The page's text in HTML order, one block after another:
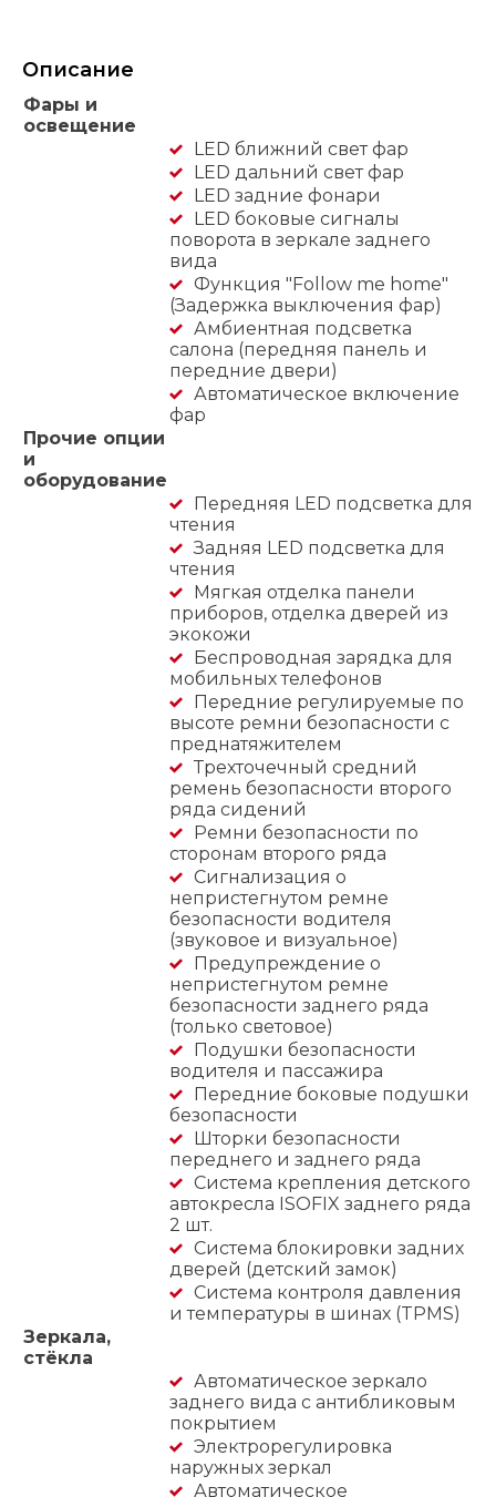
Описание
Фары и
освещение
LED ближний свет фар
LED дальний свет фар
LED задние фонари
LED боковые сигналы
поворота в зеркале заднего
вида
Функция "Follow me home"
(Задержка выключения фар)
Амбиентная подсветка
салона (передняя панель и
передние двери)
Автоматическое включение
фар
Прочие опции
и
оборудование
Передняя LED подсветка для
чтения
Задняя LED подсветка для
чтения
Мягкая отделка панели
приборов, отделка дверей из
экокожи
Беспроводная зарядка для
мобильных телефонов
Передние регулируемые по
высоте ремни безопасности с
преднатяжителем
Трехточечный средний
ремень безопасности второго
ряда сидений
Ремни безопасности по
сторонам второго ряда
Сигнализация о
непристегнутом ремне
безопасности водителя
(звуковое и визуальное)
Предупреждение о
непристегнутом ремне
безопасности заднего ряда
(только световое)
Подушки безопасности
водителя и пассажира
Передние боковые подушки
безопасности
Шторки безопасности
переднего и заднего ряда
Система крепления детского
автокресла ISOFIX заднего ряда
2 шт.
Система блокировки задних
дверей (детский замок)
Система контроля давления
и температуры в шинах (TPMS)
Зеркала,
стёкла
Автоматическое зеркало
заднего вида с антибликовым
покрытием
Электрорегулировка
наружных зеркал
Автоматическое